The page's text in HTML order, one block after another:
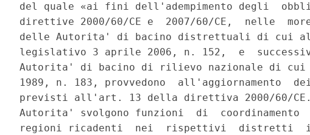
del quale «ai fini dell'adempimento degli
direttive 2000/60/CE e  2007/60/CE,  nelle
delle Autorita' di bacino distrettuali di cui
legislativo 3 aprile 2006, n. 152,  e
Autorita' di bacino di rilievo nazionale di cui
1989, n. 183, provvedono  all'aggiornamento
previsti all'art. 13 della direttiva 2000/60/
Autorita' svolgono funzioni  di
regioni ricadenti  nei  rispettivi  distretti